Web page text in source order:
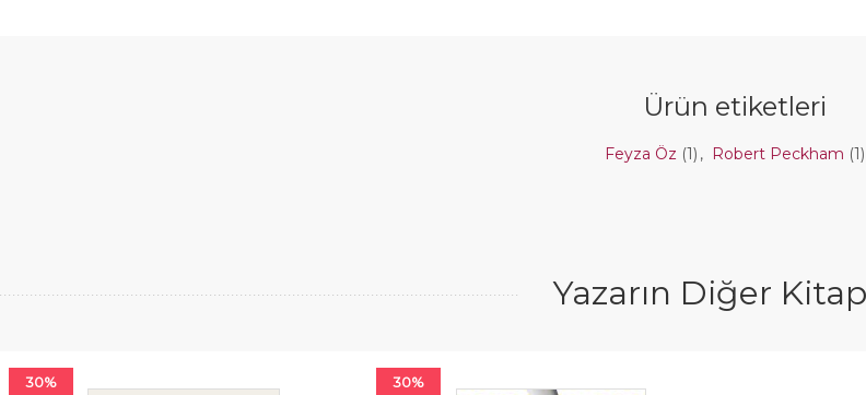
Ürün etiketleri
Feyza Öz (1) , Robert Peckham (1)
Yazarın Diğer
30% 30%